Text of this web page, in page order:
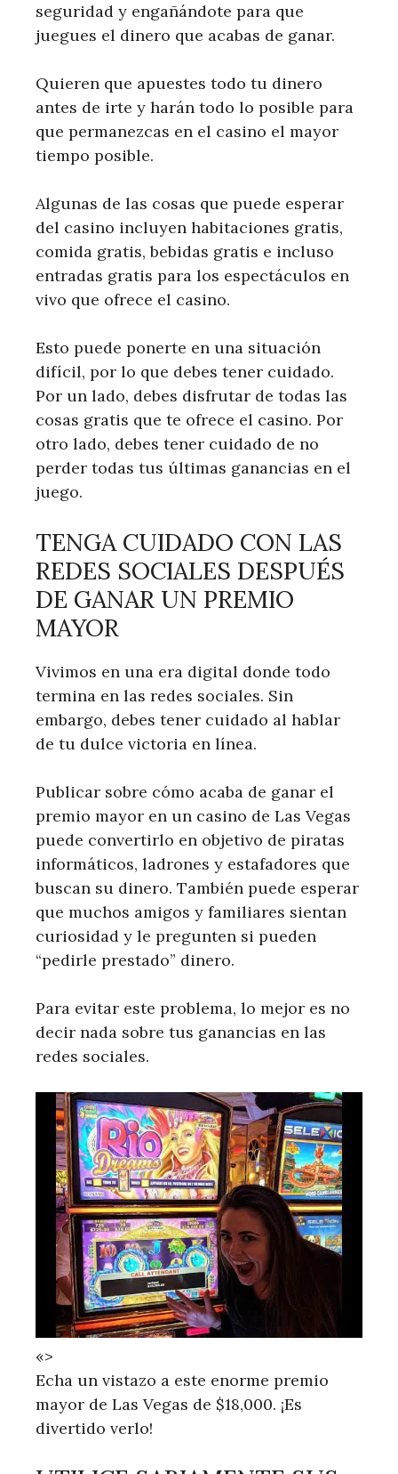
seguridad y engañándote para que
juegues el dinero que acabas de ganar.
Quieren que apuestes todo tu dinero
antes de irte y harán todo lo posible para
que permanezcas en el casino el mayor
tiempo posible.
Algunas de las cosas que puede esperar
del casino incluyen habitaciones gratis,
comida gratis, bebidas gratis e incluso
entradas gratis para los espectáculos en
vivo que ofrece el casino.
Esto puede ponerte en una situación
difícil, por lo que debes tener cuidado.
Por un lado, debes disfrutar de todas las
cosas gratis que te ofrece el casino. Por
otro lado, debes tener cuidado de no
perder todas tus últimas ganancias en el
juego.
TENGA CUIDADO CON LAS
REDES SOCIALES DESPUÉS
DE GANAR UN PREMIO
MAYOR
Vivimos en una era digital donde todo
termina en las redes sociales. Sin
embargo, debes tener cuidado al hablar
de tu dulce victoria en línea.
Publicar sobre cómo acaba de ganar el
premio mayor en un casino de Las Vegas
puede convertirlo en objetivo de piratas
informáticos, ladrones y estafadores que
buscan su dinero. También puede esperar
que muchos amigos y familiares sientan
curiosidad y le pregunten si pueden
“pedirle prestado” dinero.
Para evitar este problema, lo mejor es no
decir nada sobre tus ganancias en las
redes sociales.
«>
Echa un vistazo a este enorme premio
mayor de Las Vegas de $18,000. ¡Es
divertido verlo!